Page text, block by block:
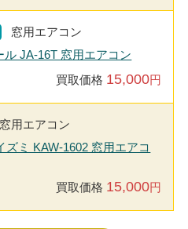
窓用エアコン
ル JA-16T 窓用エアコン
買取価格 15,000円
窓用エアコン
ズミ KAW-1602 窓用エアコ
買取価格 15,000円